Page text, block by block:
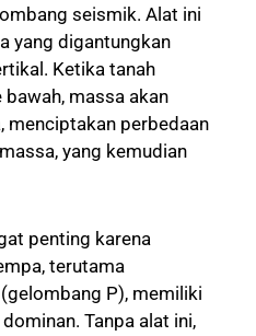
seismik. Alat ini
yang digantungkan
Ketika tanah
massa akan
menciptakan perbedaan
yang kemudian
penting karena
terutama
P), memiliki
Tanpa alat ini,